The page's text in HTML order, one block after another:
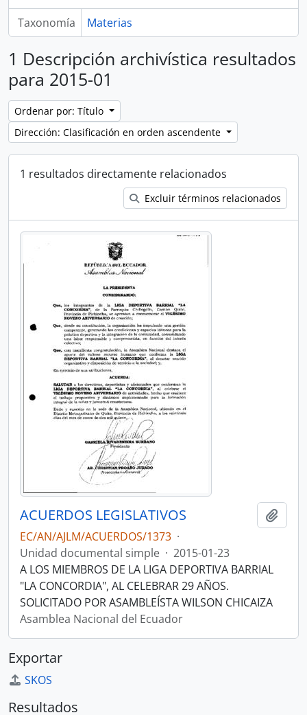
Taxonomía Materias
1 Descripción archivística resultados
para 2015-01
Ordenar por: Título
Dirección: Clasificación en orden ascendente
1 resultados directamente relacionados
Excluir términos relacionados
ACUERDOS LEGISLATIVOS
EC/AN/AJLM/ACUERDOS/1373 ·
Unidad documental simple · 2015-01-23
A LOS MIEMBROS DE LA LIGA DEPORTIVA BARRIAL
"LA CONCORDIA", AL CELEBRAR 29 AÑOS.
SOLICITADO POR ASAMBLEÍSTA WILSON CHICAIZA
Asamblea Nacional del Ecuador
Exportar
SKOS
Resultados